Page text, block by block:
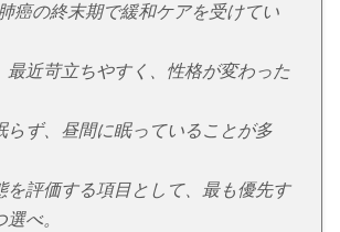
癌の終末期で緩和ケアを受けてい
最近苛立ちやすく、性格が変わった
らず、昼間に眠っていることが多
を評価する項目として、最も優先す
べ。